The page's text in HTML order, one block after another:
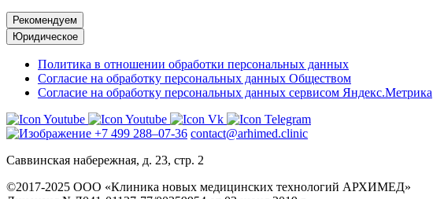
Рекомендуем
Юридическое
Политика в отношении обработки персональных данных
Согласие на обработку персональных данных Обществом
Согласие на обработку персональных данных сервисом Яндекс.Метрика
+7 499 288–07-36 contact@arhimed.clinic
Саввинская набережная, д. 23, стр. 2
©2017-2025 ООО «Клиника новых медицинских технологий АРХИМЕД»